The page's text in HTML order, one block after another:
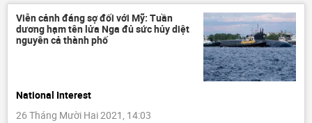
Bộ Tài Chính VN
Ngân hàng Nhà nước VN
Viễn cảnh đáng sợ đối với Mỹ: Tuần
dương hạm tên lửa Nga đủ sức hủy diệt
nguyên cả thành phố
National Interest
26 Tháng Mười Hai 2021, 14:03